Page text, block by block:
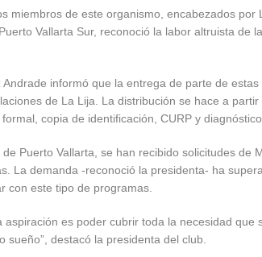
miembros de este organismo, encabezados
Vallarta Sur, reconoció la labor altruista de
Andrade informó que la entrega de parte de
de La Lija. La distribución se hace a
copia de identificación, CURP y
de Puerto Vallarta, se han recibido solicitudes de
La demanda -reconoció la presidenta- ha
con este tipo de programas.
aspiración es poder cubrir toda la necesidad
sueño”, destacó la presidenta del club.